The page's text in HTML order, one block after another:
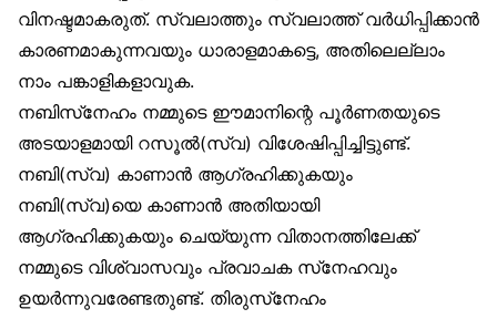
വിനഷ്ടമാകരുത്. സ്വലാത്തും സ്വലാത്ത് വർധിപ്പിക്കാൻ
കാരണമാകുന്നവയും ധാരാളമാകട്ടെ, അതിലെല്ലാം
നാം പങ്കാളികളാവുക.
നബിസ്‌നേഹം നമ്മുടെ ഈമാനിന്റെ പൂർണതയുടെ
അടയാളമായി റസൂൽ(സ്വ) വിശേഷിപ്പിച്ചിട്ടുണ്ട്.
നബി(സ്വ) കാണാൻ ആഗ്രഹിക്കുകയും
നബി(സ്വ)യെ കാണാൻ അതിയായി
ആഗ്രഹിക്കുകയും ചെയ്യുന്ന വിതാനത്തിലേക്ക്
നമ്മുടെ വിശ്വാസവും പ്രവാചക സ്‌നേഹവും
ഉയർന്നുവരേണ്ടതുണ്ട്. തിരുസ്‌നേഹം